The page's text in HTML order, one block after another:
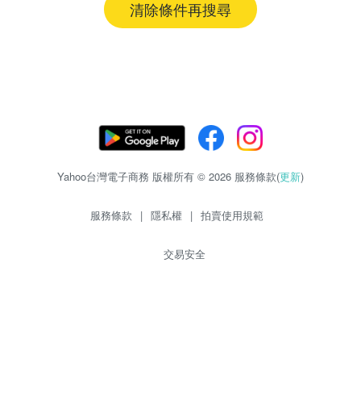
清除條件再搜尋
Yahoo台灣電子商務 版權所有 © 2026 服務條款(更新)
服務條款 | 隱私權 | 拍賣使用規範
交易安全